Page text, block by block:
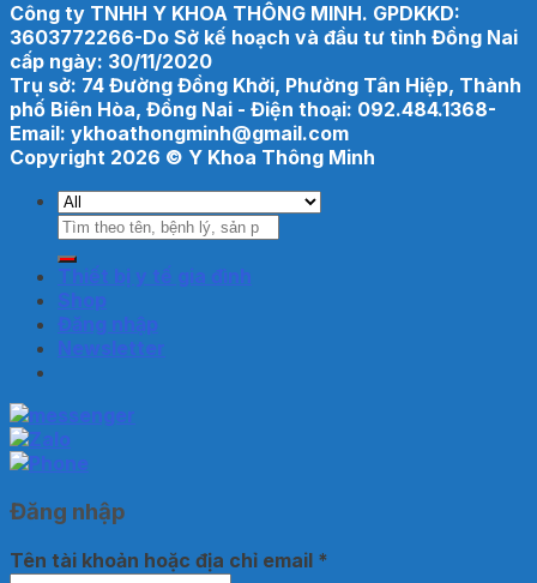
Công ty TNHH Y KHOA THÔNG MINH. GPDKKD:
3603772266-Do Sở kế hoạch và đầu tư tỉnh Đồng Nai
cấp ngày: 30/11/2020
Trụ sở: 74 Đường Đồng Khởi, Phường Tân Hiệp, Thành
phố Biên Hòa, Đồng Nai - Điện thoại: 092.484.1368-
Email: ykhoathongminh@gmail.com
Copyright 2026 © Y Khoa Thông Minh
Tìm
Thiết bị y tế gia đình
Shop
Đăng nhập
Newsletter
Đăng nhập
Tên tài khoản hoặc địa chỉ email *